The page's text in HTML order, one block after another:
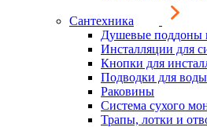
Сантехника
Душевые поддоны
Инсталляции для
Кнопки для
Подводки для воды
Раковины
Система сухого
Трапы, лотки и